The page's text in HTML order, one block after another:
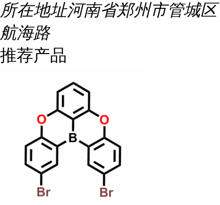
所在地址河南省郑州市管城区
航海路
推荐产品